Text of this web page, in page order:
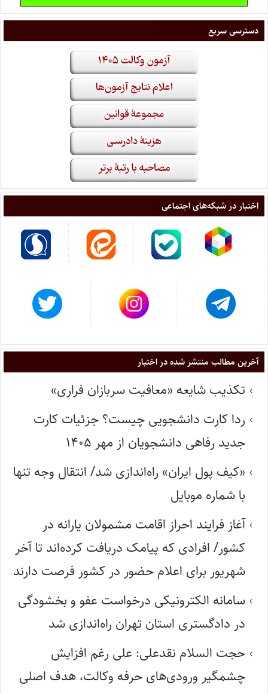
دسترسی سریع
اختبار در شبکه‌های اجتماعی
آخرین مطالب منتشر شده در اختبار
تکذیب شایعه «معافیت سربازان فراری»
ردا کارت دانشجویی چیست؟ جزئیات کارت
جدید رفاهی دانشجویان از مهر ۱۴۰۵
«کیف پول ایران» راه‌اندازی شد/ انتقال وجه تنها
با شماره موبایل
آغاز فرایند احراز اقامت مشمولان یارانه در
کشور/ افرادی که پیامک دریافت کرده‌اند تا آخر
شهریور برای اعلام حضور در کشور فرصت دارند
سامانه الکترونیکی درخواست عفو و بخشودگی
در دادگستری استان تهران راه‌اندازی شد
حجت السلام نقدعلی: علی رغم افزایش
چشمگیر ورودی‌های حرفه وکالت، هدف اصلی